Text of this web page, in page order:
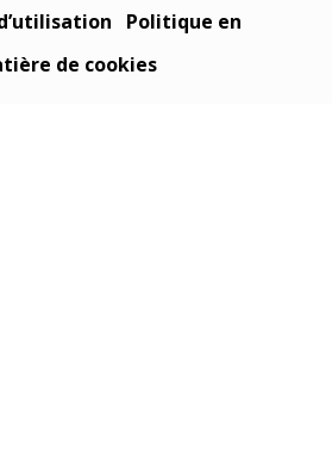
Politique en
de cookies